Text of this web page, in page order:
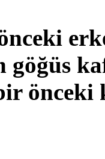
göğüs
önceki